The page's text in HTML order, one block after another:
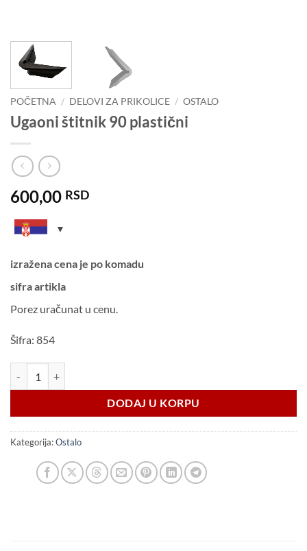
POČETNA / DELOVI ZA PRIKOLICE / OSTALO
Ugaoni štitnik 90 plastični
600,00 RSD
izražena cena je po komadu
sifra artikla
Porez uračunat u cenu.
Šifra: 854
DODAJ U KORPU
Kategorija:Ostalo